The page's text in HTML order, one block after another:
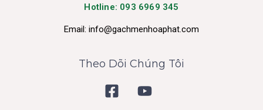
Hotline: 093 6969 345
Email: info@gachmenhoaphat.com
Theo Dõi Chúng Tôi